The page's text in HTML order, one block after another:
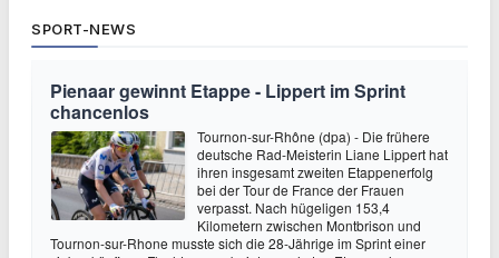
SPORT-NEWS
Pienaar gewinnt Etappe - Lippert im Sprint
chancenlos
Tournon-sur-Rhône (dpa) - Die frühere
deutsche Rad-Meisterin Liane Lippert hat
ihren insgesamt zweiten Etappenerfolg
bei der Tour de France der Frauen
verpasst. Nach hügeligen 153,4
Kilometern zwischen Montbrison und
Tournon-sur-Rhone musste sich die 28-Jährige im Sprint einer